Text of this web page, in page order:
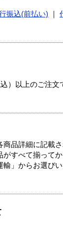
振込(前払い)
）以上のご注文
品詳細に記載
すべて揃ってか
」からお選び